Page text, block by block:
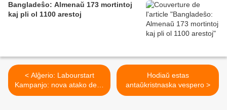
Bangladeŝo: Almenaŭ 173 mortintoj
kaj pli ol 1100 arestoj
< Alĝerio: Labourstart
Kampanjo: nova atako de la
registaro kontraŭ
Hodiaŭ estas
antaŭkristnaska vespero >